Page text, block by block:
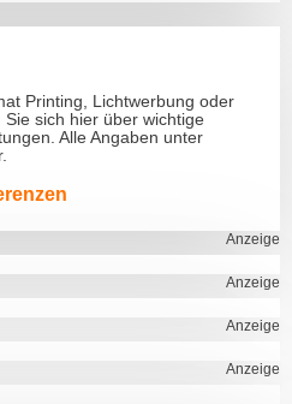
Printing, Lichtwerbung oder
sich hier über wichtige
Alle Angaben unter
Anzeige
Anzeige
Anzeige
Anzeige